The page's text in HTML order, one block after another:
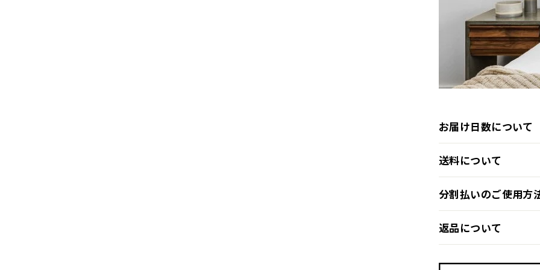
お届け日数について
送料について
分割払いのご使用方
返品について